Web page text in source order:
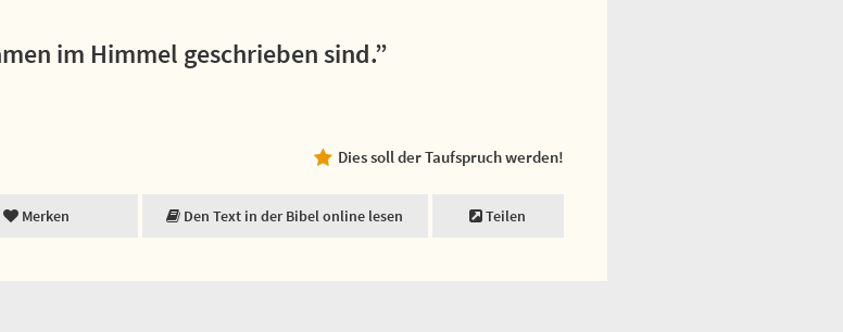
im Himmel geschrieben sind.”
Dies soll der Taufspruch werden!
Merken Den Text in der Bibel online lesen Teilen